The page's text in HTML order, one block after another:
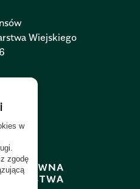
Wiejskiego
w
zgodę